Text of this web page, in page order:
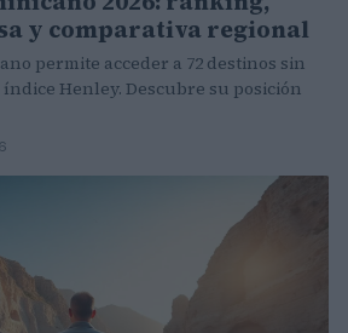
y comparativa regional
permite acceder a 72 destinos sin
índice Henley. Descubre su posición